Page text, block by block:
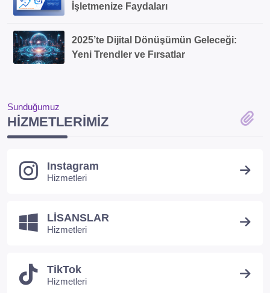
İşletmenize Faydaları
2025’te Dijital Dönüşümün Geleceği:
Yeni Trendler ve Fırsatlar
Sunduğumuz
HIZMETLERIMIZ
Instagram
Hizmetleri
LİSANSLAR
Hizmetleri
TikTok
Hizmetleri